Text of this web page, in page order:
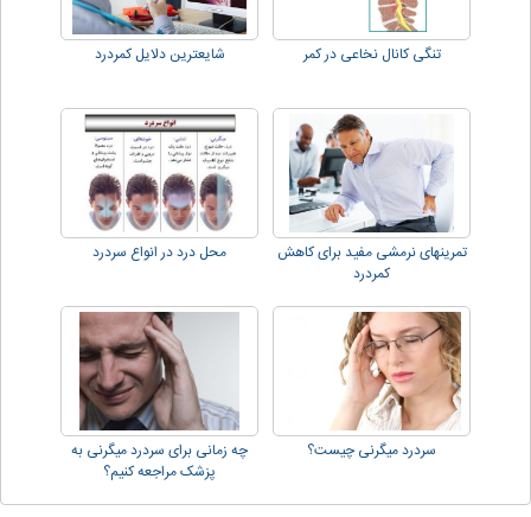
تنگی کانال نخاعی در کمر شایعترین دلایل کمردرد
تمرینهای نرمشی مفید برای کاهش
کمردرد
محل درد در انواع سردرد
سردرد میگرنی چیست؟
چه زمانی برای سردرد میگرنی به
پزشک مراجعه کنیم؟